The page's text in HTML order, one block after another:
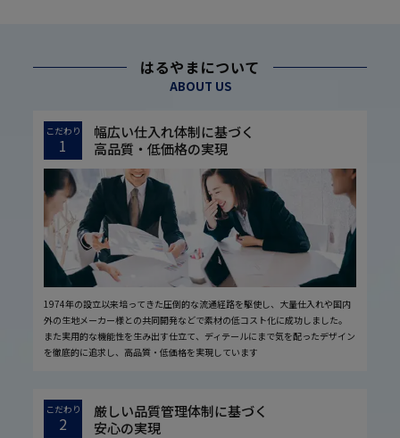
はるやまについて
ABOUT US
こだわり
1
幅広い仕入れ体制に基づく
高品質・低価格の実現
1974年の設立以来培ってきた圧倒的な流通経路を駆使し、大量仕入れや国内
外の生地メーカー様との共同開発などで素材の低コスト化に成功しました。
また実用的な機能性を生み出す仕立て、ディテールにまで気を配ったデザイン
を徹底的に追求し、高品質・低価格を実現しています
こだわり
2
厳しい品質管理体制に基づく
安心の実現